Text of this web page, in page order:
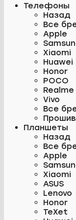
Телефоны
Назад
Все
Apple
Xiaomi
Huawei
Honor
POCO
Realme
Vivo
Все
Планшеты
Назад
Все
Apple
Xiaomi
ASUS
Lenovo
Honor
TeXet